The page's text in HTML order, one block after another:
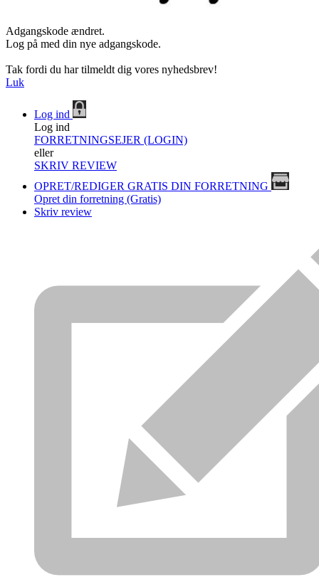
Adgangskode ændret.
Log på med din nye adgangskode.
Tak fordi du har tilmeldt dig vores nyhedsbrev!
Luk
Log ind
Log ind
FORRETNINGSEJER (LOGIN)
eller
SKRIV REVIEW
OPRET/REDIGER GRATIS DIN FORRETNING
Opret din forretning (Gratis)
Skriv review